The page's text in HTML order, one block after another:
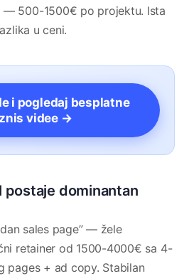
— 500-1500€ po projektu. Ista
u ceni.
i pogledaj besplatne
videe →
postaje dominantan
sales page” — žele
retainer od 1500-4000€ sa 4-
pages + ad copy. Stabilan